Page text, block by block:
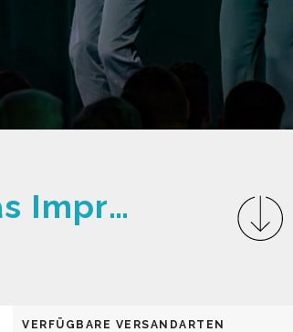
META MAUS - Eine Reise durch das Improversum
VERFÜGBARE VERSANDARTEN